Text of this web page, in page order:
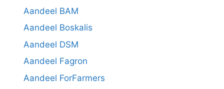
Aandeel BAM
Aandeel Boskalis
Aandeel DSM
Aandeel Fagron
Aandeel ForFarmers